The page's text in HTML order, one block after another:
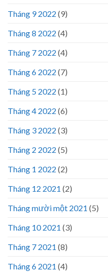
Tháng 9 2022 (9)
Tháng 8 2022 (4)
Tháng 7 2022 (4)
Tháng 6 2022 (7)
Tháng 5 2022 (1)
Tháng 4 2022 (6)
Tháng 3 2022 (3)
Tháng 2 2022 (5)
Tháng 1 2022 (2)
Tháng 12 2021 (2)
Tháng mười một 2021 (5)
Tháng 10 2021 (3)
Tháng 7 2021 (8)
Tháng 6 2021 (4)